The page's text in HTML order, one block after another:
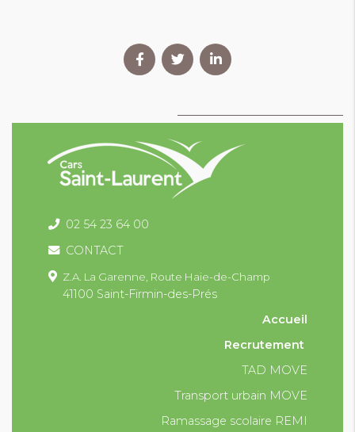
02 54 23 64 00
CONTACT
Z.A. La Garenne, Route Haie-de-Champ
41100 Saint-Firmin-des-Prés
Accueil
Recrutement
TAD MOVE
Transport urbain MOVE
Ramassage scolaire REMI